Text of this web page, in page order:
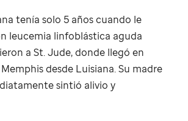
tenía solo 5 años cuando le
leucemia linfoblástica aguda
a St. Jude, donde llegó en
desde Luisiana. Su madre
sintió alivio y